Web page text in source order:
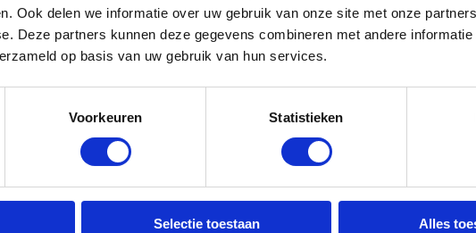
Ook delen we informatie over uw gebruik van onze site met onze
Deze partners kunnen deze gegevens combineren met andere
op basis van uw gebruik van hun services.
Voorkeuren Statistieken
Selectie toestaan Alles
inloggen
Wij helpen u met antwoorden op deze vragen:
als directeur / eigenaar (hoofdvestiging)
vergeten
dan kunt u deze
e-mailadres?
waarop u allerlei zaken kunt instellen zoals